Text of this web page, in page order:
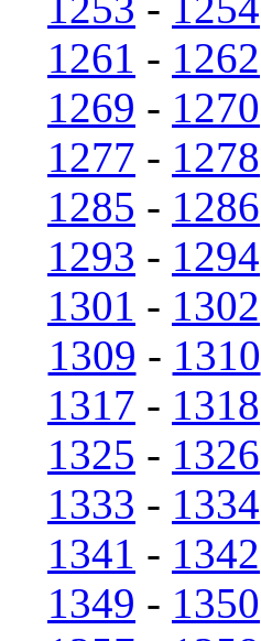
1261 - 1262
1269 - 1270
1277 - 1278
1285 - 1286
1293 - 1294
1301 - 1302
1309 - 1310
1317 - 1318
1325 - 1326
1333 - 1334
1341 - 1342
1349 - 1350